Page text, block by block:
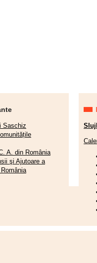
Saschiz
A. din România
şi Ajutoare a